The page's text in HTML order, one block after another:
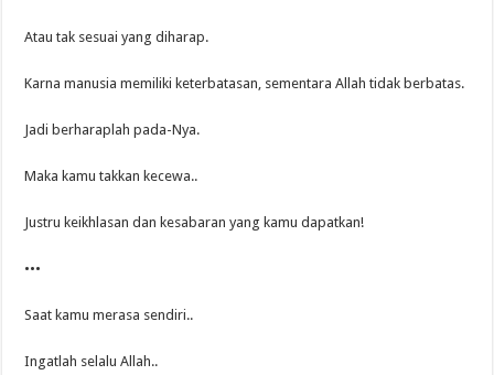
Atau tak sesuai yang diharap.
Karna manusia memiliki keterbatasan, sementara Allah tidak berbatas.
Jadi berharaplah pada-Nya.
Maka kamu takkan kecewa..
Justru keikhlasan dan kesabaran yang kamu dapatkan!
•••
Saat kamu merasa sendiri..
Ingatlah selalu Allah..